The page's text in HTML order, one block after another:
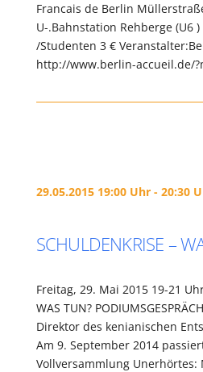
Francais de Berlin
U-.Bahnstation Rehberge (U6
/Studenten 3 €
http://www.berlin-accueil.de/
29.05.2015 19:00 Uhr - 20:30
SCHULDENKRISE –
Freitag, 29. Mai 2015 19-21 Uhr
WAS TUN?
Direktor des kenianischen
Am 9. September 2014
Vollversammlung